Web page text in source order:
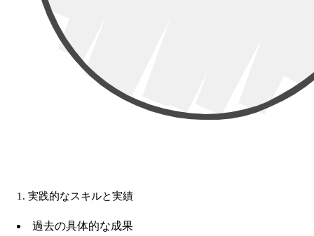
1. 実践的なスキルと実績
過去の具体的な成果